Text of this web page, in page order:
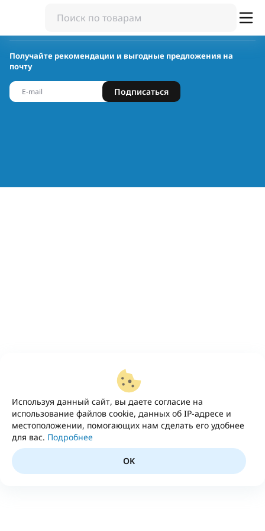
Используя данный сайт, вы даете согласие на
использование файлов cookie, данных об IP-адресе и
местоположении, помогающих нам сделать его удобнее
для вас. Подробнее
OK
Получайте рекомендации и выгодные предложения на
почту
Подписаться